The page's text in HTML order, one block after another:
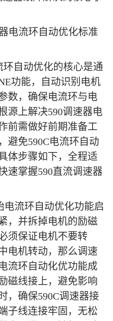
电流环自动优化标准
环自动优化的核心是通
功能，自动识别电机
数，确保电流环与电
源上解决590调速器电
前需做好前期准备工
避免590C电流环自动
体步骤如下，全程适
速掌握590直流调速器
流环自动优化功能启
，并拆掉电机的励磁
须保证电机不要转
电机转动，那么调速
流环自动化优功能成
磁线接上，避免影响
，确保590C调速器接
子线连接牢固，无松